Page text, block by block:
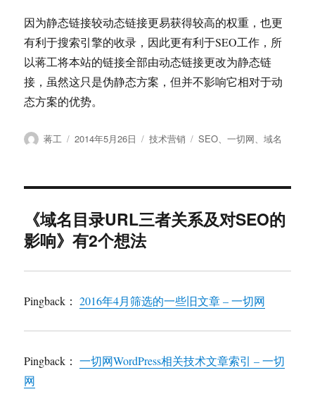
因为静态链接较动态链接更易获得较高的权重，也更
有利于搜索引擎的收录，因此更有利于SEO工作，所
以蒋工将本站的链接全部由动态链接更改为静态链
接，虽然这只是伪静态方案，但并不影响它相对于动
态方案的优势。
作
蒋工
发
2014年5月26日
分
技术营销
标
SEO、一切网、域名
《域名目录URL三者关系及对SEO的
影响》有2个想法
Pingback：2016年4月筛选的一些旧文章 – 一切网
Pingback：一切网WordPress相关技术文章索引 – 一切
网